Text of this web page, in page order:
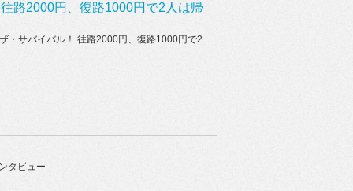
路2000円、復路1000円で2人は帰
・サバイバル！ 往路2000円、復路1000円で2
タビュー